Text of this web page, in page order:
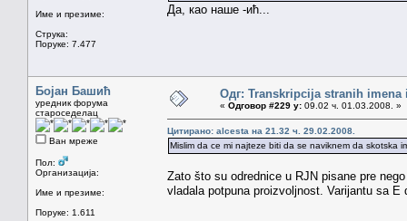
Име и презиме:
Струка:
Поруке: 7.477
Да, као наше -ић...
Бојан Башић
уредник форума
староседелац
Ван мреже
Пол:
Организација:
Име и презиме:
Поруке: 1.611
Одг: Transkripcija stranih imena
« Одговор #229 у: 09.02 ч. 01.03.2008. »
Цитирано: alcesta на 21.32 ч. 29.02.2008.
Mislim da ce mi najteze biti da se naviknem da skotska
Zato što su odrednice u RJN pisane pre
vladala potpuna proizvoljnost. Varijantu sa